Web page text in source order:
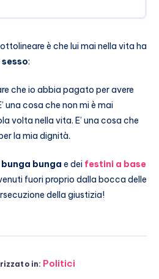
è che lui mai nella vita ha
:
che io abbia pagato per avere
una cosa che non mi è mai
volta nella vita. E’ una cosa che
la mia dignità.
bunga bunga e dei festini a base
fuori proprio dalla bocca delle
della giustizia!
in: Politici